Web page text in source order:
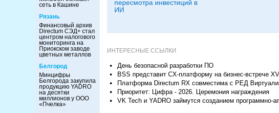
сеть в Кашине
Рязань
Финансовый архив
Directum СЭД+ стал
центром налогового
мониторинга на
Приокском заводе
цветных металлов
Белгород
Минцифры
Белгорода закупила
продукцию YADRO
на десятки
миллионов у ООО
«Пчелка»
пересмотра инвестиций в
ИИ
ИНТЕРЕСНЫЕ ССЫЛКИ
День безопасной разработки ПО
BSS представит CX-платформу на бизнес-встрече
Платформа Directum RX совместима с РЕД
Приоритет: Цифра - 2026. Церемония награждения
VK Tech и YADRO займутся созданием программно-